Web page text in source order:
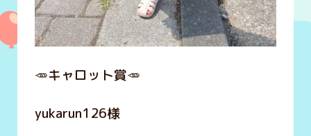
🥕キャロット賞🥕
yukarun126様